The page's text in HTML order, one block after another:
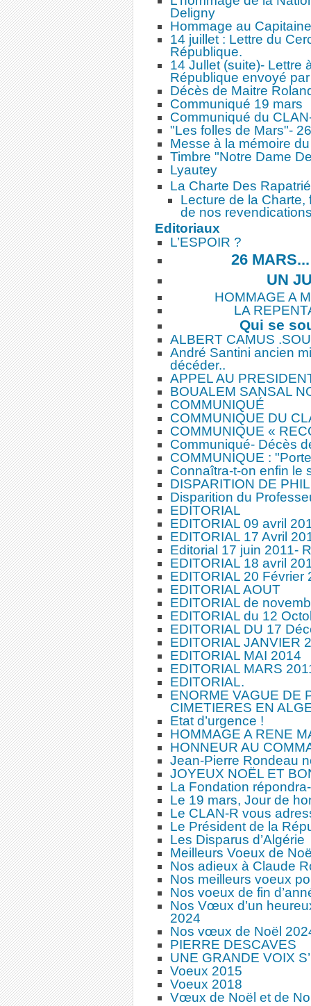
Deligny
Hommage au
14 juillet : Lettre du
République.
14 Jullet (suite)- Lettre
République envoyé
Décès de Maitre
Communiqué 19 mars
Communiqué du
"Les folles de Mars"-
Messe à la mémoire
Timbre "Notre Dame
Lyautey
La Charte Des
Lecture de la
de nos
Editoriaux
L’ESPOIR ?
26
UN
HOMMAGE A
LA
Qui se
ALBERT CAMUS
André Santini ancien
décéder..
APPEL AU
BOUALEM SANSAL
COMMUNIQUÉ
COMMUNIQUE DU
COMMUNIQUE «
Communiqué- Décès
COMMUNIQUE :
Connaîtra-t-on enfin le
DISPARITION DE
Disparition du
EDITORIAL
EDITORIAL 09 avril
EDITORIAL 17 Avril
Editorial 17 juin 2011-
EDITORIAL 18 avril
EDITORIAL 20 Février
EDITORIAL AOUT
EDITORIAL de
EDITORIAL du 12
EDITORIAL DU 17
EDITORIAL JANVIER
EDITORIAL MAI 2014
EDITORIAL MARS
EDITORIAL.
ENORME VAGUE DE
CIMETIERES EN
Etat d’urgence !
HOMMAGE A RENE
HONNEUR AU
Jean-Pierre Rondeau
JOYEUX NOËL ET
La Fondation
Le 19 mars, Jour de
Le CLAN-R vous
Le Président de la
Les Disparus d’Algérie
Meilleurs Voeux de
Nos adieux à Claude
Nos meilleurs voeux
Nos voeux de fin
Nos Vœux d’un
2024
Nos vœux de Noël
PIERRE DESCAVES
UNE GRANDE VOIX
Voeux 2015
Voeux 2018
Vœux de Noël et de